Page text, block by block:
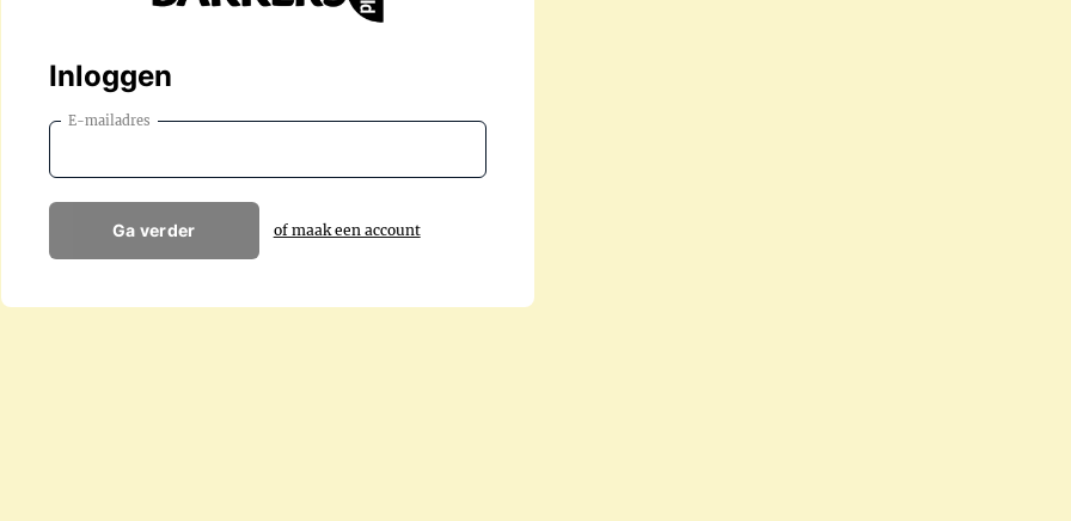
Inloggen
E-mailadres
Ga verder of maak een account